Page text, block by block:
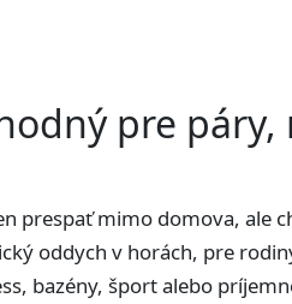
pre páry,
prespať mimo domova, ale
oddych v horách, pre
bazény, šport alebo